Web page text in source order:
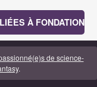
À FONDATION
de science-
.